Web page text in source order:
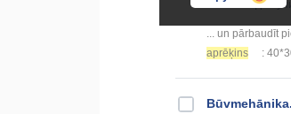
Конспектдля
... un pārbaudīt
aprēķins
:
Būvmehānika.